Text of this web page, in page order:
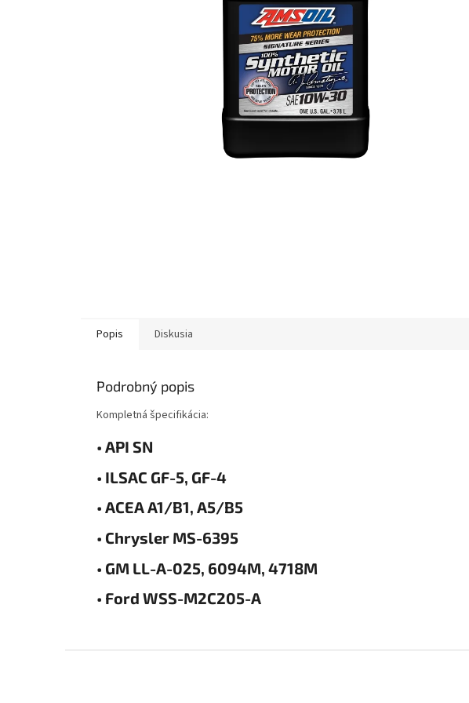
Popis Diskusia
Podrobný popis
Kompletná špecifikácia:
• API SN
• ILSAC GF-5, GF-4
• ACEA A1/B1, A5/B5
• Chrysler MS-6395
• GM LL-A-025, 6094M, 4718M
• Ford WSS-M2C205-A